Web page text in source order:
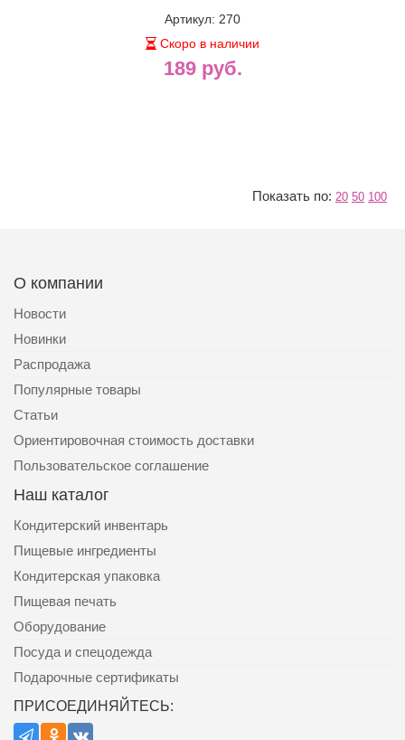
Артикул: 270
Скоро в наличии
189 руб.
Показать по: 20 50 100
О компании
Новости
Новинки
Распродажа
Популярные товары
Статьи
Ориентировочная стоимость доставки
Пользовательское соглашение
Наш каталог
Кондитерский инвентарь
Пищевые ингредиенты
Кондитерская упаковка
Пищевая печать
Оборудование
Посуда и спецодежда
Подарочные сертификаты
ПРИСОЕДИНЯЙТЕСЬ: